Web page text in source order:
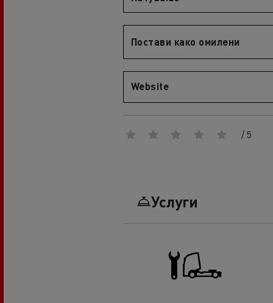
Постави како омилени
Website
/ 5
Услуги